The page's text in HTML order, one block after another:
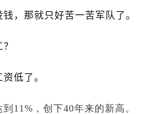
，那就只好苦一苦军队了。
低了。
11%，创下40年来的新高。